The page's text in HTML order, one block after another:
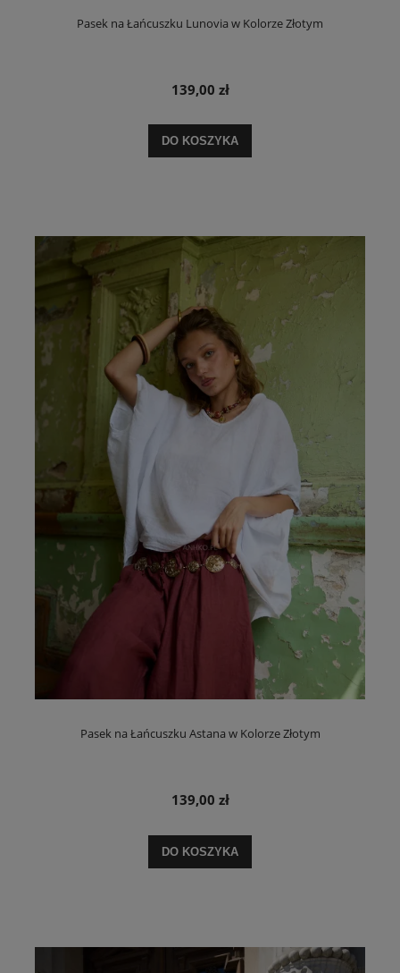
Pasek na Łańcuszku Lunovia w Kolorze Złotym
139,00 zł
DO KOSZYKA
Pasek na Łańcuszku Astana w Kolorze Złotym
139,00 zł
DO KOSZYKA